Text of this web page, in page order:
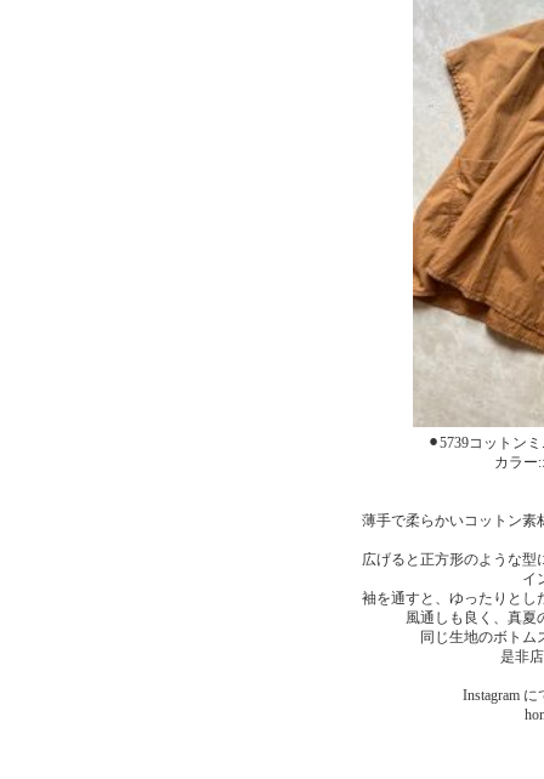
⚫︎5739コットン
カラー
薄手で柔らかいコットン素
広げると正方形のような
イ
袖を通すと、ゆったりとし
風通しも良く、真夏
同じ生地のボト
是非
Instagram